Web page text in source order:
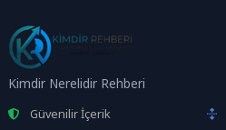
Kimdir Nerelidir Rehberi
Güvenilir İçerik